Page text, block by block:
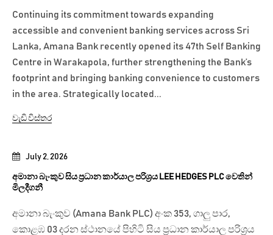
July 2, 2026
අමානා බැංකුව සිය ප්‍රධාන කාර්යාල පරිශ්‍රය LEE HEDGES PLC වෙතින්
මිලදීගනී
අමානා බැංකුව (Amana Bank PLC) අංක 353, ගාලු පාර,
කොළඹ 03 දරන ස්ථානයේ පිහිටි සිය ප්‍රධාන කාර්යාල පරිශ්‍රය
Continuing its commitment towards expanding
accessible and convenient banking services across Sri
Lanka, Amana Bank recently opened its 47th Self Banking
Centre in Warakapola, further strengthening the Bank’s
footprint and bringing banking convenience to customers
in the area. Strategically located...
වැඩි විස්තර